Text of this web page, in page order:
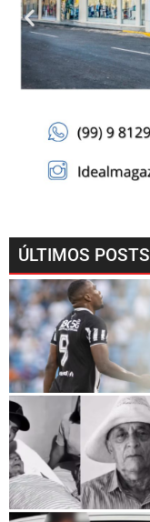
ÚLTIMOS POSTS